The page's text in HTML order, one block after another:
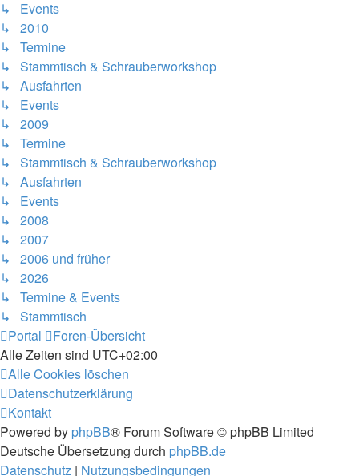
↳ Events
↳ 2010
↳ Termine
↳ Stammtisch & Schrauberworkshop
↳ Ausfahrten
↳ Events
↳ 2009
↳ Termine
↳ Stammtisch & Schrauberworkshop
↳ Ausfahrten
↳ Events
↳ 2008
↳ 2007
↳ 2006 und früher
↳ 2026
↳ Termine & Events
↳ Stammtisch
Portal
Foren-Übersicht
Alle Zeiten sind UTC+02:00
Alle Cookies löschen
Datenschutzerklärung
Kontakt
Powered by phpBB® Forum Software © phpBB Limited
Deutsche Übersetzung durch phpBB.de
Datenschutz | Nutzungsbedingungen